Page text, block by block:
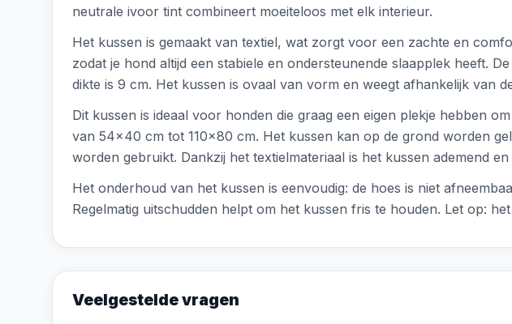
neutrale ivoor tint combineert moeiteloos met elk interieur.
Het kussen is gemaakt van textiel, wat zorgt voor een zachte en
zodat je hond altijd een stabiele en ondersteunende slaapplek heeft.
dikte is 9 cm. Het kussen is ovaal van vorm en weegt afhankelijk van
Dit kussen is ideaal voor honden die graag een eigen plekje hebben
van 54x40 cm tot 110x80 cm. Het kussen kan op de grond worden
worden gebruikt. Dankzij het textielmateriaal is het kussen ademend
Het onderhoud van het kussen is eenvoudig: de hoes is niet
Regelmatig uitschudden helpt om het kussen fris te houden. Let op:
Veelgestelde vragen